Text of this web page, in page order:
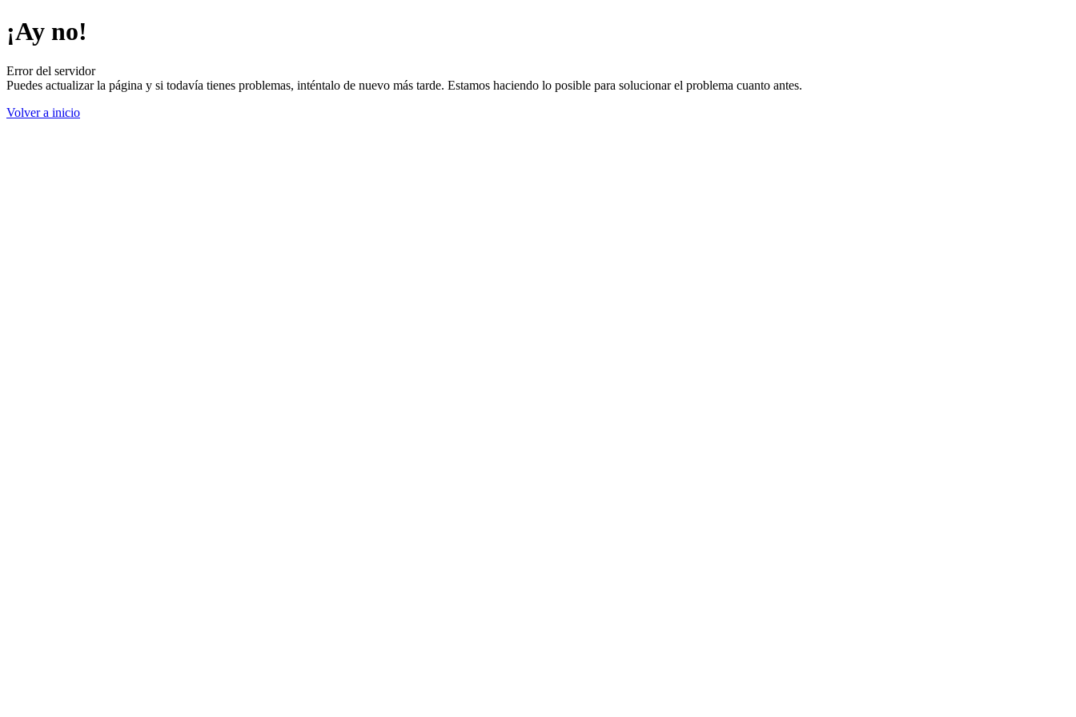
¡Ay no!
Error del servidor
Puedes actualizar la página y si todavía tienes problemas, inténtalo de nuevo más tarde. Estamos haciendo lo posible para solucionar el problema cuanto antes.
Volver a inicio